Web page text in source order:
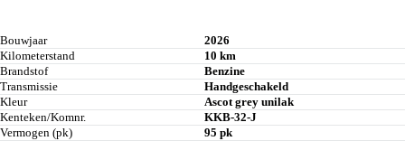
Bouwjaar
2026
Kilometerstand
10 km
Brandstof
Benzine
Transmissie
Handgeschakeld
Kleur
Ascot grey unilak
Kenteken/Komnr.
KKB-32-J
Vermogen (pk)
95 pk